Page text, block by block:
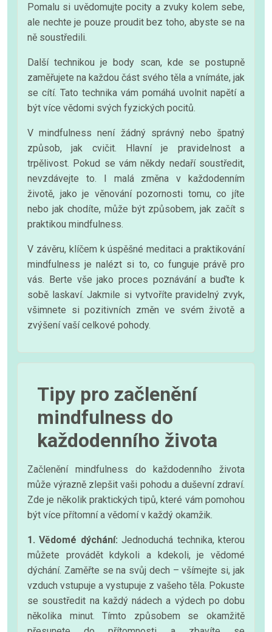
Pomalu si uvědomujte pocity a zvuky kolem sebe,
ale nechte je pouze proudit bez toho, abyste se na
ně soustředili.
Další technikou je body scan, kde se postupně
zaměřujete na každou část svého těla a vnímáte, jak
se cítí. Tato technika vám pomáhá uvolnit napětí a
být více vědomi svých fyzických pocitů.
V mindfulness není žádný správný nebo špatný
způsob, jak cvičit. Hlavní je pravidelnost a
trpělivost. Pokud se vám někdy nedaří soustředit,
nevzdávejte to. I malá změna v každodenním
životě, jako je věnování pozornosti tomu, co jíte
nebo jak chodíte, může být způsobem, jak začít s
praktikou mindfulness.
V závěru, klíčem k úspěšné meditaci a praktikování
mindfulness je nalézt si to, co funguje právě pro
vás. Berte vše jako proces poznávání a buďte k
sobě laskaví. Jakmile si vytvoříte pravidelný zvyk,
všimnete si pozitivních změn ve svém životě a
zvýšení vaší celkové pohody.
Tipy pro začlenění
mindfulness do
každodenního života
Začlenění mindfulness do každodenního života
může výrazně zlepšit vaši pohodu a duševní zdraví.
Zde je několik praktických tipů, které vám pomohou
být více přítomní a vědomí v každý okamžik.
1. Vědomé dýchání: Jednoduchá technika, kterou
můžete provádět kdykoli a kdekoli, je vědomé
dýchání. Zaměřte se na svůj dech – všímejte si, jak
vzduch vstupuje a vystupuje z vašeho těla. Pokuste
se soustředit na každý nádech a výdech po dobu
několika minut. Tímto způsobem se okamžitě